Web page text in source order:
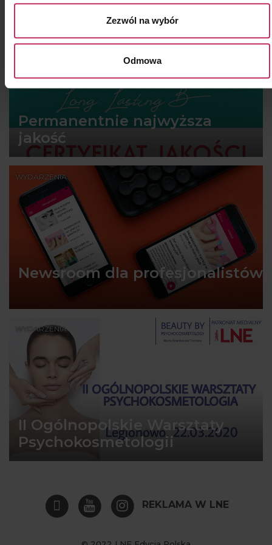
Zezwól na wybór
Odmowa
Permanentnie najwyższa
jakość
WYDARZENIA
Newsroom dla profesjonalistów
WYDARZENIA
II Ogólnopolskie Warsztaty
Psychokosmetologii
REKLAMA W LNE